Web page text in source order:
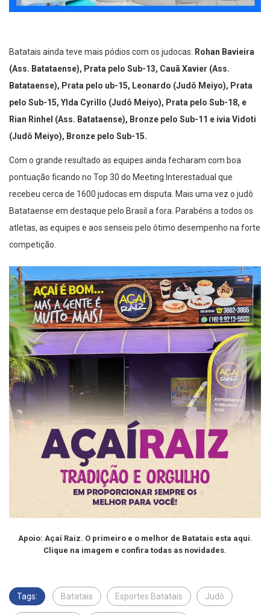
Batatais ainda teve mais pódios com os judocas: Rohan Bavieira
(Ass. Batataense), Prata pelo Sub-13, Cauã Xavier (Ass.
Batataense), Prata pelo ub-15, Leonardo (Judô Meiyo), Prata
pelo Sub-15, Ylda Cyrillo (Judô Meiyo), Prata pelo Sub-18, e
Rian Rinhel (Ass. Batataense), Bronze pelo Sub-11 e ivia Vidoti
(Judô Meiyo), Bronze pelo Sub-15.
Com o grande resultado as equipes ainda fecharam com boa
pontuação ficando no Top 30 do Meeting Interestadual que
recebeu cerca de 1600 judocas em disputa. Mais uma vez o judô
Batataense em destaque pelo Brasil a fora. Parabéns a todos os
atletas, as equipes e aos senseis pelo ótimo desempenho na forte
competição.
Apoio: Açaí Raiz. O primeiro e o melhor de Batatais esta aqui.
Clique na imagem e confira todas as novidades.
Tags: Batatais Esportes Batatais Judô